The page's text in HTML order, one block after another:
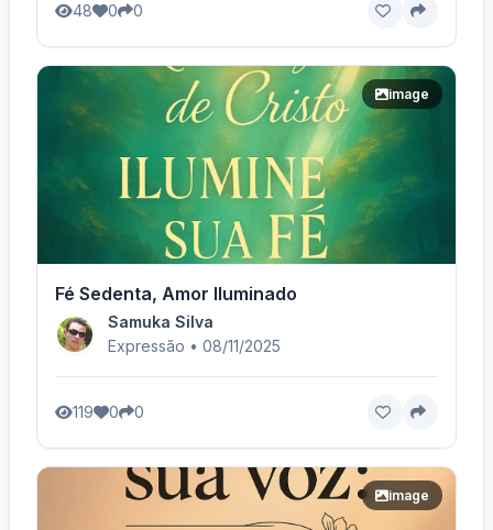
48 0 0
image
Fé Sedenta, Amor Iluminado
Samuka Silva
Expressão • 08/11/2025
119 0 0
image